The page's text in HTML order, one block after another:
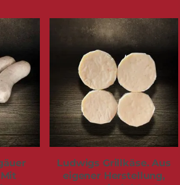
Ludwigs Grillkäse. Aus
eigener Herstellung,